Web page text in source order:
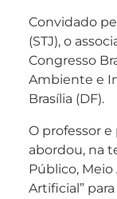
Convidado
(STJ), o
Congresso
Ambiente e
Brasília (DF).
O professor
abordou, na
Público,
Artificial”